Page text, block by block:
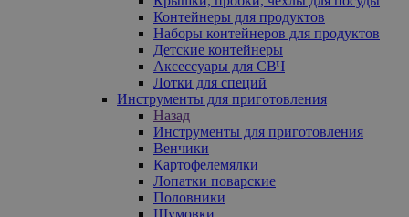
Контейнеры для продуктов
Наборы контейнеров для продуктов
Детские контейнеры
Аксессуары для СВЧ
Лотки для специй
Инструменты для приготовления
Назад
Инструменты для приготовления
Венчики
Картофелемялки
Лопатки поварские
Половники
Шумовки